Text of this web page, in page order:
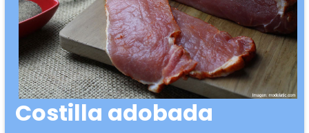
Costilla adobada